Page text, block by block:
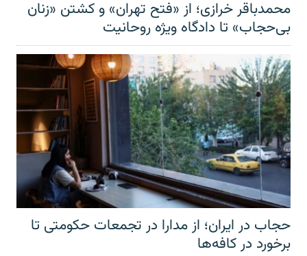
محمدباقر خرازی؛ از «فتح تهران» و کشتن «زنان
بی‌حجاب» تا دادگاه ویژه روحانیت
حجاب در ایران؛ از مدارا در تجمعات حکومتی تا
برخورد در کافه‌ها